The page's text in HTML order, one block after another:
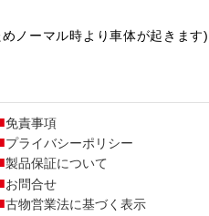
ノーマル時より車体が起きます)
免責事項
プライバシーポリシー
製品保証について
お問合せ
古物営業法に基づく表示